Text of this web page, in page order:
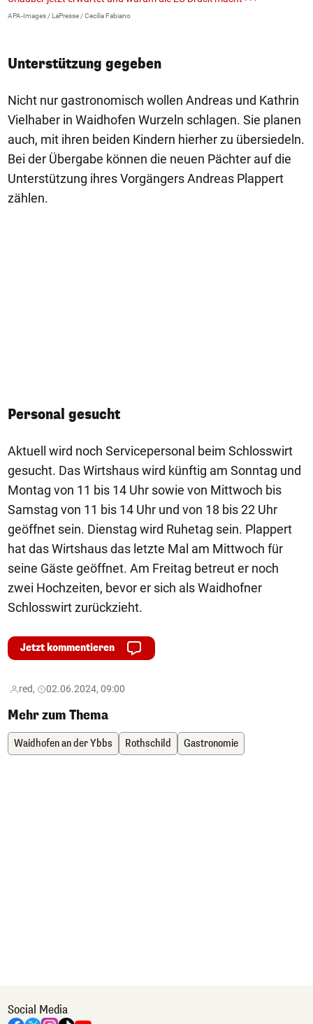
APA-Images / LaPresse / Cecilia Fabiano
Unterstützung gegeben
Nicht nur gastronomisch wollen Andreas und Kathrin
Vielhaber in Waidhofen Wurzeln schlagen. Sie planen
auch, mit ihren beiden Kindern hierher zu übersiedeln.
Bei der Übergabe können die neuen Pächter auf die
Unterstützung ihres Vorgängers Andreas Plappert
zählen.
Personal gesucht
Aktuell wird noch Servicepersonal beim Schlosswirt
gesucht. Das Wirtshaus wird künftig am Sonntag und
Montag von 11 bis 14 Uhr sowie von Mittwoch bis
Samstag von 11 bis 14 Uhr und von 18 bis 22 Uhr
geöffnet sein. Dienstag wird Ruhetag sein. Plappert
hat das Wirtshaus das letzte Mal am Mittwoch für
seine Gäste geöffnet. Am Freitag betreut er noch
zwei Hochzeiten, bevor er sich als Waidhofner
Schlosswirt zurückzieht.
Jetzt kommentieren
red, 02.06.2024, 09:00
Mehr zum Thema
Waidhofen an der Ybbs Rothschild Gastronomie
Social Media